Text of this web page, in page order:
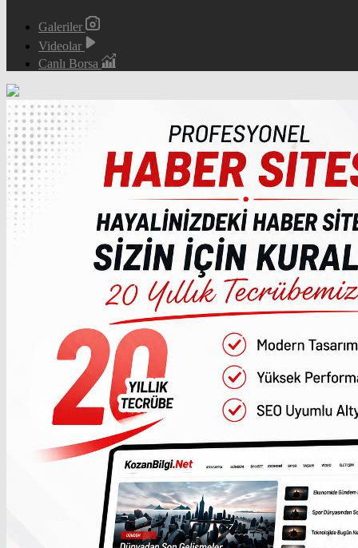
Galeriler
Videolar
Canlı Borsa